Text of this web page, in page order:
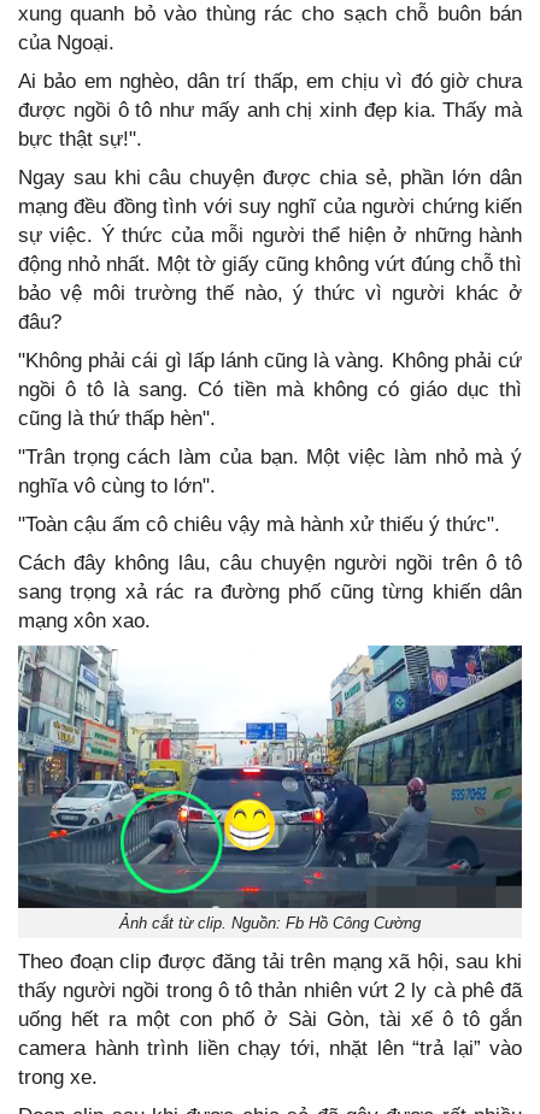
xung quanh bỏ vào thùng rác cho sạch chỗ buôn bán
của Ngoại.
Ai bảo em nghèo, dân trí thấp, em chịu vì đó giờ chưa
được ngồi ô tô như mấy anh chị xinh đẹp kia. Thấy mà
bực thật sự!".
Ngay sau khi câu chuyện được chia sẻ, phần lớn dân
mạng đều đồng tình với suy nghĩ của người chứng kiến
sự việc. Ý thức của mỗi người thể hiện ở những hành
động nhỏ nhất. Một tờ giấy cũng không vứt đúng chỗ thì
bảo vệ môi trường thế nào, ý thức vì người khác ở
đâu?
"Không phải cái gì lấp lánh cũng là vàng. Không phải cứ
ngồi ô tô là sang. Có tiền mà không có giáo dục thì
cũng là thứ thấp hèn".
"Trân trọng cách làm của bạn. Một việc làm nhỏ mà ý
nghĩa vô cùng to lớn".
"Toàn cậu ấm cô chiêu vậy mà hành xử thiếu ý thức".
Cách đây không lâu, câu chuyện người ngồi trên ô tô
sang trọng xả rác ra đường phố cũng từng khiến dân
mạng xôn xao.
Ảnh cắt từ clip. Nguồn: Fb Hồ Công Cường
Theo đoạn clip được đăng tải trên mạng xã hội, sau khi
thấy người ngồi trong ô tô thản nhiên vứt 2 ly cà phê đã
uống hết ra một con phố ở Sài Gòn, tài xế ô tô gắn
camera hành trình liền chạy tới, nhặt lên “trả lại” vào
trong xe.